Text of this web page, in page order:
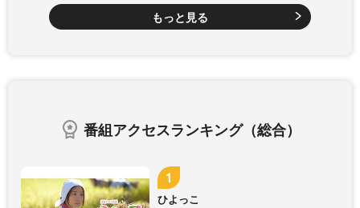
もっと見る
番組アクセスランキング（総合）
ひよっこ